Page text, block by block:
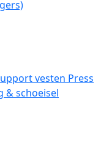
vesten Press
& schoeisel